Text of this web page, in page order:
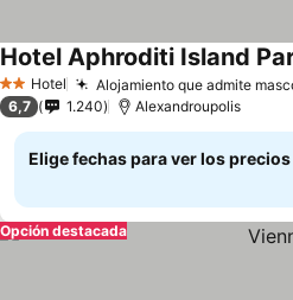
2 Estrellas
Hotel Alojamiento que admite
Hotel Aphroditi Island
6,7 1.240 Alexandroupolis
Elige fechas para ver los
Opción destacada